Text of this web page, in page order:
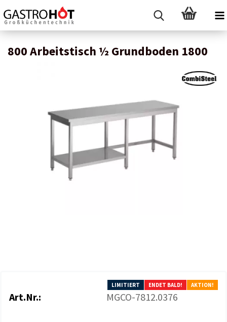
800 Arbeitstisch ½ Grundboden 1800
LIMITIERT ENDET BALD! AKTION!
Art.Nr.: MGCO-7812.0376